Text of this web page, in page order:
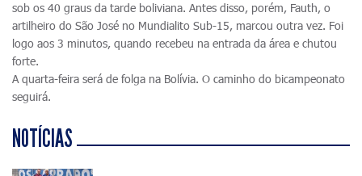
sob os 40 graus da tarde boliviana. Antes disso, porém, Fauth, o
artilheiro do São José no Mundialito Sub-15, marcou outra vez. Foi
logo aos 3 minutos, quando recebeu na entrada da área e chutou
forte.
A quarta-feira será de folga na Bolívia. O caminho do bicampeonato
seguirá.
NOTÍCIAS